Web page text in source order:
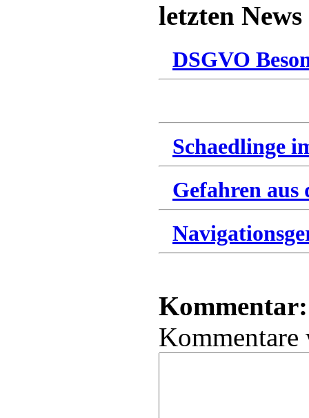
letzten News
DSGVO
Schaedlinge
Gefahren
Kommentar: